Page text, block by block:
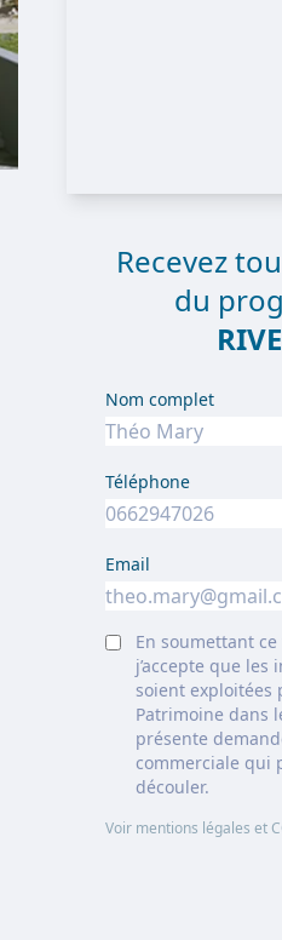
Recevez
du
Nom complet
Téléphone
Email
En soumettant
j’accepte que les
soient exploitées
Patrimoine dans
présente
commerciale qui
découler.
Voir mentions légales et